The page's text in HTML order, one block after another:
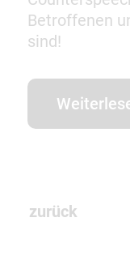
Betroffenen
sind!
zurück